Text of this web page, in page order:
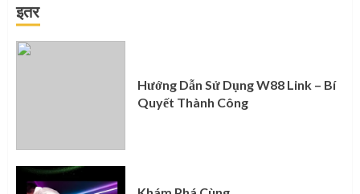
इतर
Hướng Dẫn Sử Dụng W88 Link – Bí
Quyết Thành Công